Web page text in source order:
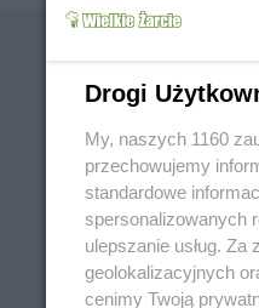
Drogi
My, naszych 1160
przechowujemy
standardowe
spersonalizowanych
ulepszanie usług.
geolokalizacyjnych
cenimy Twoją